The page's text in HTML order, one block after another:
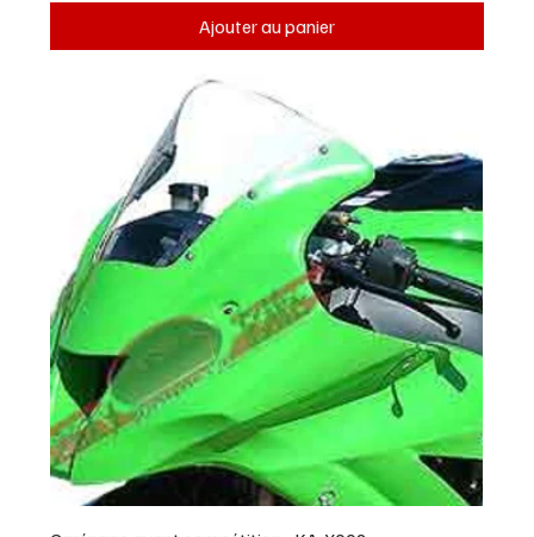
Ajouter au panier